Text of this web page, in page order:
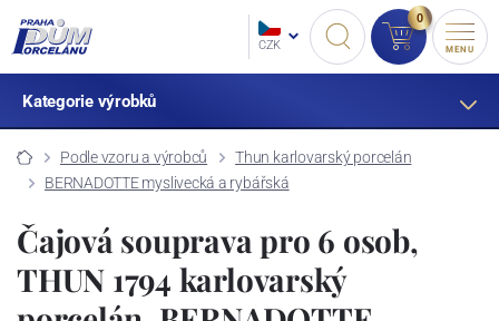
CZK
0
MENU
Kategorie výrobků
Podle vzoru a výrobců
Thun karlovarský porcelán
BERNADOTTE myslivecká a rybářská
Čajová souprava pro 6 osob,
THUN 1794 karlovarský